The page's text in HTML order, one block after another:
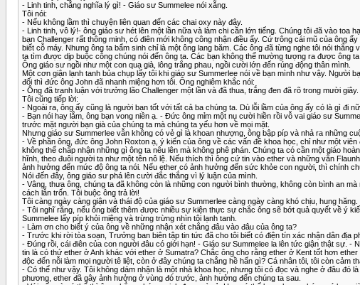
- Linh tinh, chẳng nghĩa lý gì! - Giáo sư Summelee nói xẵng.
Tôi nói:
- Nếu không lầm thì chuyện liên quan đến các chai oxy này đây.
- Linh tinh, vô lý!- ông giáo sư hét lên một lần nữa và làm chi cần lớn tiếng. Chúng tôi đã vào toa
bạn Challenger rất thông minh, có điên mới không công nhận điều ấy. Cứ trông cái mũ của ông
biết cỗ máy. Nhưng ông ta bẩm sinh chỉ là một ông lang băm. Các ông đã từng nghe tôi nói
ta tìm được dịp buộc công chúng nói đến ông ta. Các bạn không thể mường tượng ra được ông
Ông giáo sư ngồi như một con quạ già, lông trắng phau, ngồi cười lớn đến rúng động thân mình.
Một cơn giận lạnh tanh bủa chụp lấy tôi khi giáo sư Summerlee nói về bạn mình như vậy. Người
đối thì đức ông John đã nhanh miệng hơn tôi. Ông nghiêm khắc nói:
- Ông đã tranh luận với trưởng lão Challenger một lần và đã thua, trắng đen đã rõ trong mười
Tôi cũng tiếp lời:
- Ngoài ra, ông ấy cũng là người bạn tốt với tất cả ba chúng ta. Dù lỗi lầm của ông ấy có là gì đi
- Bạn nói hay lắm, ông bạn vong niên ạ. - Đức ông mỉm một nụ cười hiền rồi vỗ vai giáo sư
trước mặt người bạn già của chúng ta mà chúng ta yếu hơn về mọi mặt.
Nhưng giáo sư Summerlee vẫn không có vẻ gì là khoan nhượng, ông bập píp và nhả ra những
- Về phần ông, đức ông John Roxton ạ, ý kiến của ông về các vấn đề khoa học, chỉ như một
không thể chấp nhận những gì ông ta nêu lên mà không phê phán. Chúng ta có cần một giáo
hĩnh, theo đuôi người ta như một tên nô lệ. Nếu thích thì ông cứ tin vào ether và những vằn
ảnh hưởng đến mức độ ông ta nói. Nếu ether có ảnh hưởng đến sức khỏe con người, thì chính
Nói đến đây, ông giáo sư phá lên cười đắc thắng vì lý luận của mình.
- Vâng, thưa ông, chúng ta đã không còn là những con người bình thường, không còn bình an
cách lẫn trốn. Tôi buộc ông trả lời!
Tôi càng ngày càng giận và thái độ của giáo sư Summerlee càng ngày càng khó chịu, hung hăng.
- Tôi nghĩ rằng, nếu ông biết thêm được nhiều sự kiện thực sự chắc ông sẽ bớt quả quyết về ý
Summelee lấy píp khỏi miệng và trừng trừng nhìn tôi lạnh tanh.
- Làm ơn cho biết ý của ông về những nhận xét chẳng đâu vào đâu của ông ta?
- Trước khi rời tòa soạn, Trưởng ban biên tập tin tức đã cho tôi biết có điện tín xác nhận dân địa
- Đúng rồi, cái điên của con người đâu có giới hạn! - Giáo sư Summelee la lên tức giận thật sự. -
tin là có thứ ether ở Anh khác với ether ở Sumatra? Chắc ông cho rằng ether ở Kent tốt hơn
độc đến nỗi làm mọi người tê liệt, còn ở đây chúng ta chẳng hề hấn gì? Cá nhân tôi, tôi còn cảm
- Có thể như vậy. Tôi không dám nhận là một nhà khoa học, nhưng tôi có đọc và nghe ở đâu
phương, ether đã gây ảnh hưởng ở vùng đó trước, ảnh hưởng đến chúng ta sau.